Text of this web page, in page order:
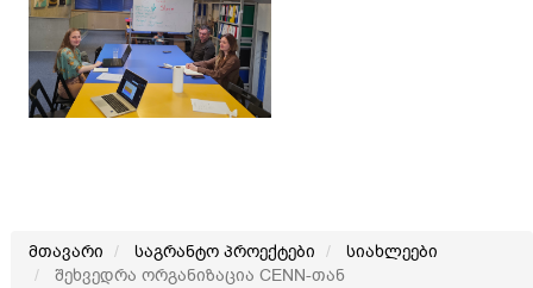
მთავარი საგრანტო პროექტები
სიახლეები
შეხვედრა ორგანიზაცია CENN-თან